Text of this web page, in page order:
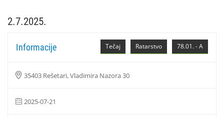
2.7.2025.
78.01. - A
Ratarstvo
Tečaj
Informacije
35403 Rešetari, Vladimira Nazora 30
2025-07-21